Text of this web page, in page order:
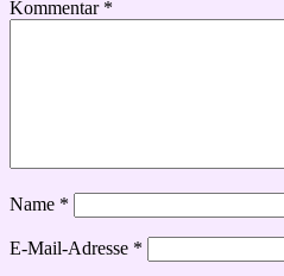
Kommentar *
Name *
E-Mail-Adresse *